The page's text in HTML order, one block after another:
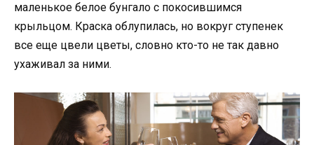
маленькое белое бунгало с покосившимся
крыльцом. Краска облупилась, но вокруг ступенек
все еще цвели цветы, словно кто-то не так давно
ухаживал за ними.